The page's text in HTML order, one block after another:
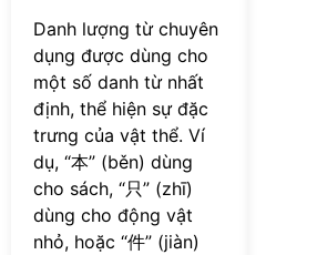
Danh lượng từ chuyên
dụng được dùng cho
một số danh từ nhất
định, thể hiện sự đặc
trưng của vật thể. Ví
dụ, “本” (běn) dùng
cho sách, “只” (zhī)
dùng cho động vật
nhỏ, hoặc “件” (jiàn)